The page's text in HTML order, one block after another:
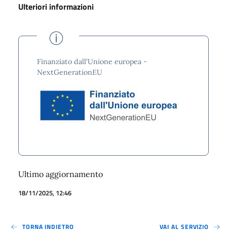
Ulteriori informazioni
Finanziato dall'Unione europea -
NextGenerationEU
Ultimo aggiornamento
18/11/2025, 12:46
TORNA INDIETRO VAI AL SERVIZIO